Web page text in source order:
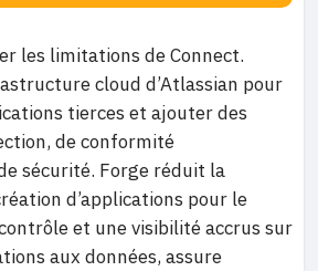
les limitations de Connect.
cloud d’Atlassian pour
tierces et ajouter des
de conformité
sécurité. Forge réduit la
d’applications pour le
et une visibilité accrus sur
aux données, assure